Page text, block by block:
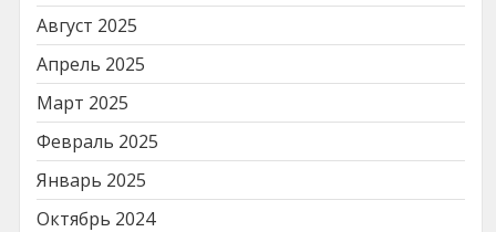
Август 2025
Апрель 2025
Март 2025
Февраль 2025
Январь 2025
Октябрь 2024